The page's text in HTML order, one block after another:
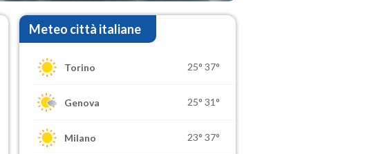
Meteo città italiane
Torino 25° 37°
Genova 25° 31°
Milano 23° 37°